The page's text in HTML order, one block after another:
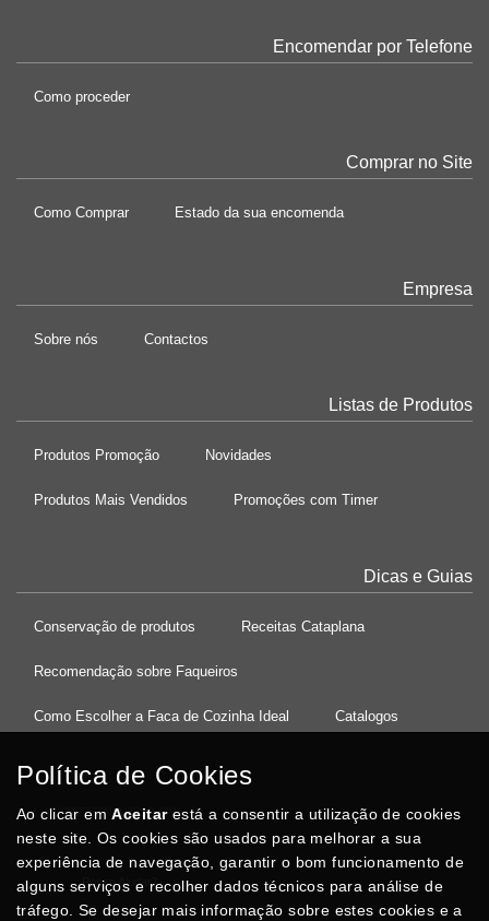
Encomendar por Telefone
Como proceder
Comprar no Site
Como Comprar Estado da sua encomenda
Empresa
Sobre nós Contactos
Listas de Produtos
Produtos Promoção Novidades
Produtos Mais Vendidos Promoções com Timer
Dicas e Guias
Conservação de produtos Receitas Cataplana
Recomendação sobre Faqueiros
Como Escolher a Faca de Cozinha Ideal Catalogos
37°08'27.5"N 8°32'13.9"W
Posso Ajudar?
Política de Cookies
Ao clicar emAceitarestá a consentir a utilização de cookies
neste site. Os cookies são usados para melhorar a sua
experiência de navegação, garantir o bom funcionamento de
alguns serviços e recolher dados técnicos para análise de
tráfego. Se desejar mais informação sobre estes cookies e a